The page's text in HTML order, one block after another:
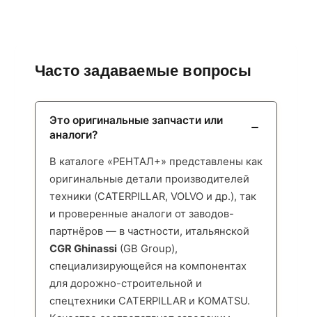
Часто задаваемые вопросы
Это оригинальные запчасти или
аналоги?
В каталоге «РЕНТАЛ+» представлены как
оригинальные детали производителей
техники (CATERPILLAR, VOLVO и др.), так
и проверенные аналоги от заводов-
партнёров — в частности, итальянской
CGR Ghinassi (GB Group),
специализирующейся на компонентах
для дорожно-строительной и
спецтехники CATERPILLAR и KOMATSU.